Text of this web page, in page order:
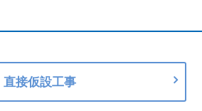
直接仮設工事